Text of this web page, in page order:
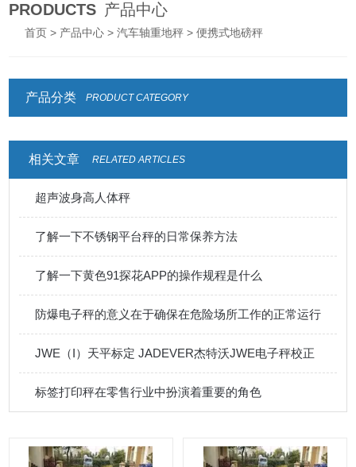
PRODUCTS 产品中心
首页 > 产品中心 >汽车轴重地秤 > 便携式地磅秤
产品分类 PRODUCT CATEGORY
相关文章 RELATED ARTICLES
超声波身高人体秤
了解一下不锈钢平台秤的日常保养方法
了解一下黄色91探花APP的操作规程是什么
防爆电子秤的意义在于确保在危险场所工作的正常运行
JWE（I）天平标定 JADEVER杰特沃JWE电子秤校正
标签打印秤在零售行业中扮演着重要的角色